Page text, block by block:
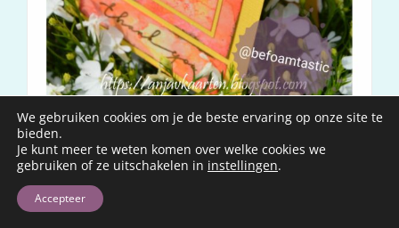
Stand up thank you by Anja & IndigoBlu
We gebruiken cookies om je de beste ervaring op onze site te
bieden.
Je kunt meer te weten komen over welke cookies we
gebruiken of ze uitschakelen in instellingen.
Accepteer